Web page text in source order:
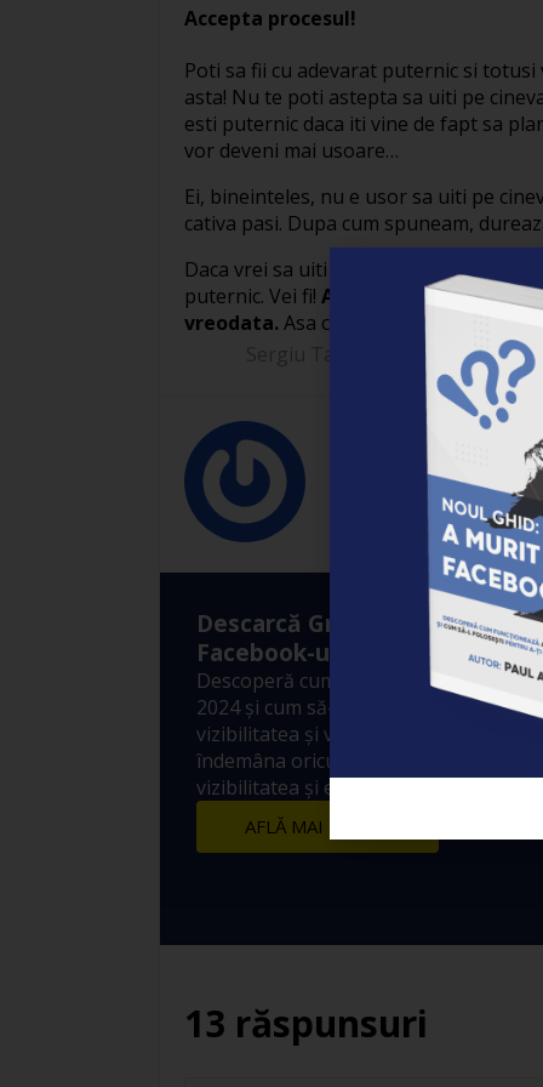
Accepta procesul!
Poti sa fii cu adevarat puternic si
asta! Nu te poti astepta sa uiti pe
esti puternic daca iti vine de fapt sa
vor deveni mai usoare…
Ei, bineinteles, nu e usor sa uiti pe
cativa pasi. Dupa cum spuneam,
Daca vrei sa uiti pe cineva o vei face,
puternic. Vei fi! Adesea descoperim
vreodata. Asa ca ia o gura buna de
03/
Sergiu Tamas
Descarcă Gratuit Ebook-ul:
Facebook-ul?”
Descoperă cum funcționează
2024 și cum să-l folosești pentru a-ți
vizibilitatea și vânzările! 10 metode
îndemâna oricui prin care să crești
vizibilitatea și engagement-ul
AFLĂ MAI MULTE
13 răspunsuri